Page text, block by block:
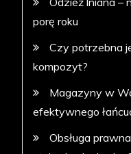
porę roku
Czy potrzebna
kompozyt?
Magazyny w
efektywnego
Obsługa